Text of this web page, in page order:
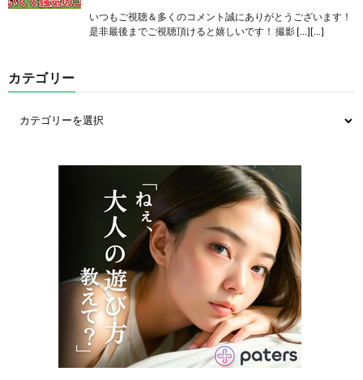
いつもご視聴＆多くのコメント誠にありがとうございます！
是非最後までご視聴頂けると嬉しいです！ 撮影 […][…]
カテゴリー